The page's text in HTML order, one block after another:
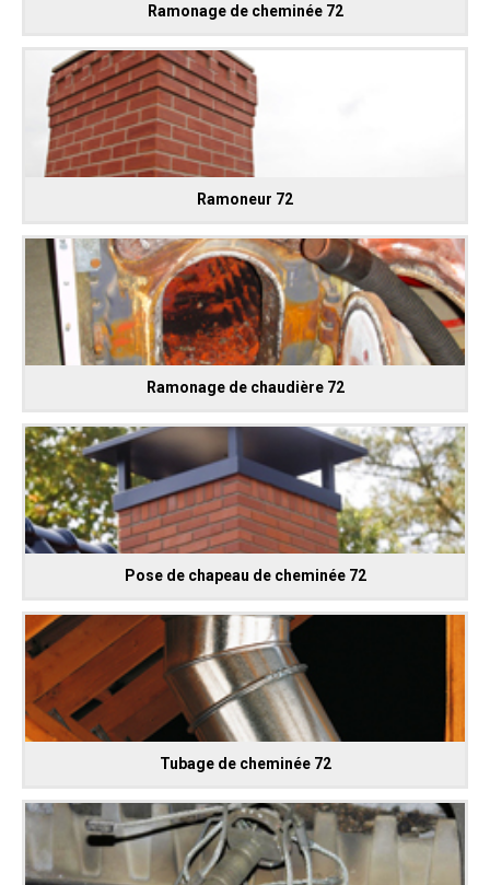
Ramonage de cheminée 72
Ramoneur 72
Ramonage de chaudière 72
Pose de chapeau de cheminée 72
Tubage de cheminée 72